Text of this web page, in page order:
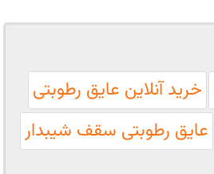
خرید آنلاین عایق رطوبتی
عایق رطوبتی سقف شیبدار